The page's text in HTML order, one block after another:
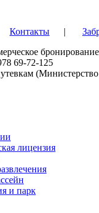
Контакты |
бронирование
69-72-125
лицензия
и парк